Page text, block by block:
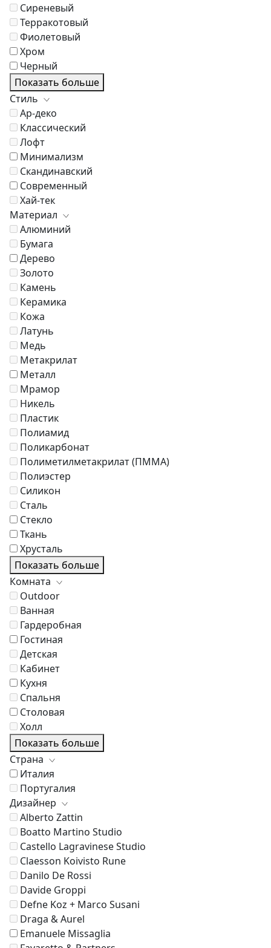
Сиреневый
Терракотовый
Фиолетовый
Хром
Черный
Показать больше
Стиль
Ар-деко
Классический
Лофт
Минимализм
Скандинавский
Современный
Хай-тек
Материал
Алюминий
Бумага
Дерево
Золото
Камень
Керамика
Кожа
Латунь
Медь
Метакрилат
Металл
Мрамор
Никель
Пластик
Полиамид
Поликарбонат
Полиметилметакрилат (ПММА)
Полиэстер
Силикон
Сталь
Стекло
Ткань
Хрусталь
Показать больше
Комната
Outdoor
Ванная
Гардеробная
Гостиная
Детская
Кабинет
Кухня
Спальня
Столовая
Холл
Показать больше
Страна
Италия
Португалия
Дизайнер
Alberto Zattin
Boatto Martino Studio
Castello Lagravinese Studio
Claesson Koivisto Rune
Danilo De Rossi
Davide Groppi
Defne Koz + Marco Susani
Draga & Aurel
Emanuele Missaglia